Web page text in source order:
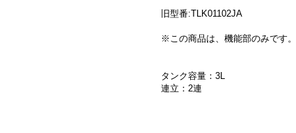
旧型番:TLK01102JA
※この商品は、機能部のみです。
タンク容量：3L
連立：2連